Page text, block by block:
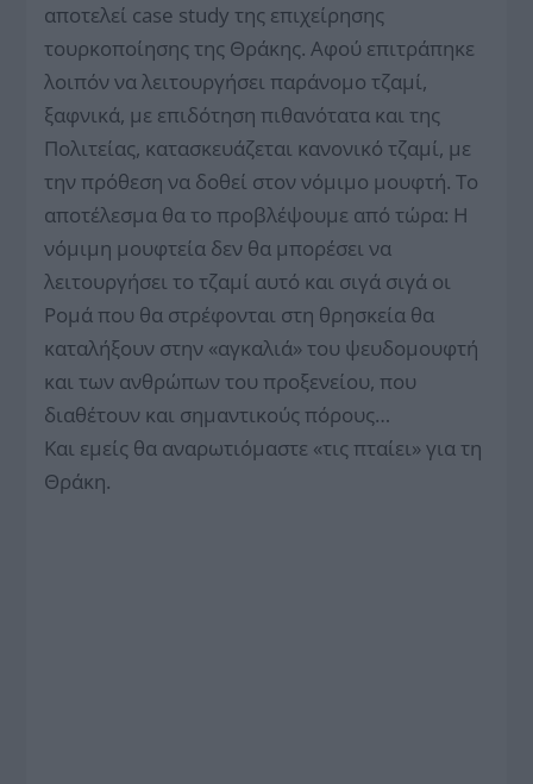
αποτελεί case study της επιχείρησης
τουρκοποίησης της Θράκης. Αφού επιτράπηκε
λοιπόν να λειτουργήσει παράνομο τζαμί,
ξαφνικά, με επιδότηση πιθανότατα και της
Πολιτείας, κατασκευάζεται κανονικό τζαμί, με
την πρόθεση να δοθεί στον νόμιμο μουφτή. Το
αποτέλεσμα θα το προβλέψουμε από τώρα: Η
νόμιμη μουφτεία δεν θα μπορέσει να
λειτουργήσει το τζαμί αυτό και σιγά σιγά οι
Ρομά που θα στρέφονται στη θρησκεία θα
καταλήξουν στην «αγκαλιά» του ψευδομουφτή
και των ανθρώπων του προξενείου, που
διαθέτουν και σημαντικούς πόρους…
Και εμείς θα αναρωτιόμαστε «τις πταίει» για τη
Θράκη.